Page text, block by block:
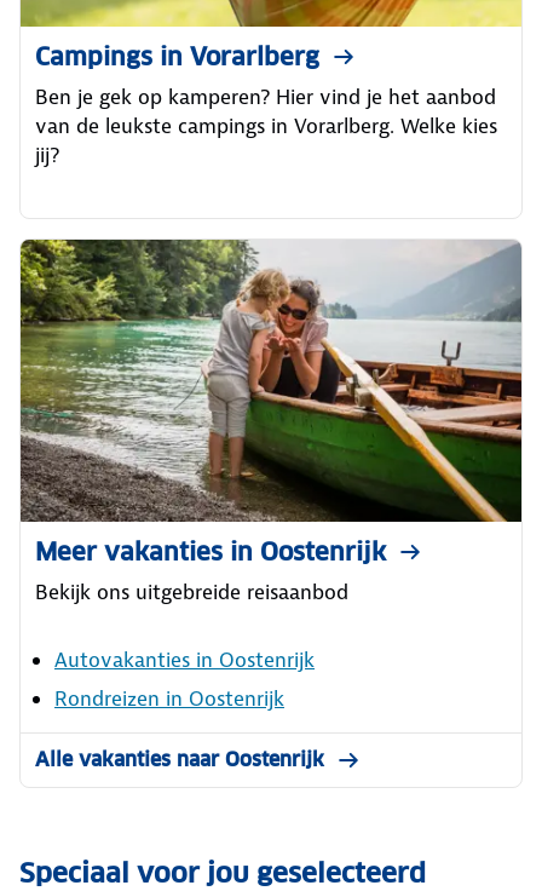
Campings in Vorarlberg
Ben je gek op kamperen? Hier vind je het aanbod
van de leukste campings in Vorarlberg. Welke kies
jij?
Meer vakanties in Oostenrijk
Bekijk ons uitgebreide reisaanbod
Autovakanties in Oostenrijk
Rondreizen in Oostenrijk
Alle vakanties naar Oostenrijk
Speciaal voor jou geselecteerd